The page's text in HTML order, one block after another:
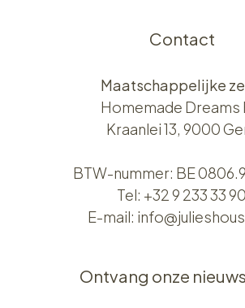
Contact
Maatschappelijke
Homemade Dreams
Kraanlei 13, 9000
BTW-nummer: BE
Tel: +32 9 233 33 90
E-mail:
Ontvang onze